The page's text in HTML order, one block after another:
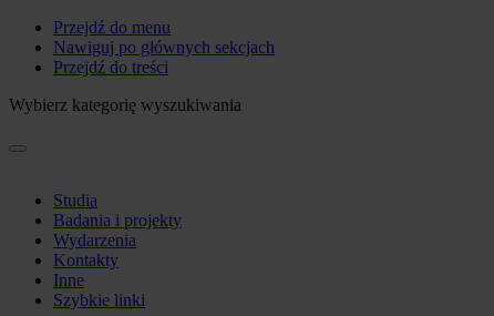
Przejdź do menu
Nawiguj po głównych sekcjach
Przejdź do treści
Wybierz kategorię wyszukiwania
Studia
Badania i projekty
Wydarzenia
Kontakty
Inne
Szybkie linki